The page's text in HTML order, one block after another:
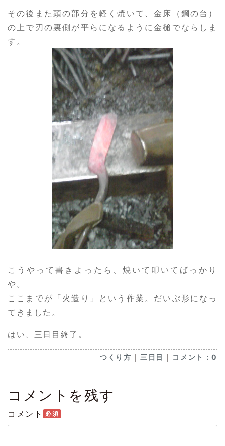
その後また頭の部分を軽く焼いて、金床（鋼の台）
の上で刃の裏側が平らになるように金槌でならしま
す。
こうやって書きよったら、焼いて叩いてばっかり
や。
ここまでが「火造り」という作業。だいぶ形になっ
てきました。
はい、三日目終了。
つくり方 ｜ 三日目 ｜ コメント：0
コメントを残す
コメント 必須